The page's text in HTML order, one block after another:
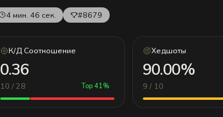
4 мин. 46 сек. #8679
К/Д Соотношение
0.36
10 / 28 Top 41%
Хедшоты
90.00%
9 / 10